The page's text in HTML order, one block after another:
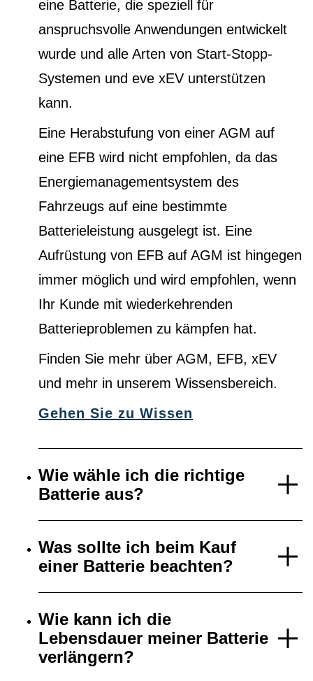
eine Batterie, die speziell für
anspruchsvolle Anwendungen entwickelt
wurde und alle Arten von Start-Stopp-
Systemen und eve xEV unterstützen
kann.
Eine Herabstufung von einer AGM auf
eine EFB wird nicht empfohlen, da das
Energiemanagementsystem des
Fahrzeugs auf eine bestimmte
Batterieleistung ausgelegt ist. Eine
Aufrüstung von EFB auf AGM ist hingegen
immer möglich und wird empfohlen, wenn
Ihr Kunde mit wiederkehrenden
Batterieproblemen zu kämpfen hat.
Finden Sie mehr über AGM, EFB, xEV
und mehr in unserem Wissensbereich.
Gehen Sie zu Wissen
Wie wähle ich die richtige
Batterie aus?
Was sollte ich beim Kauf
einer Batterie beachten?
Wie kann ich die
Lebensdauer meiner Batterie
verlängern?